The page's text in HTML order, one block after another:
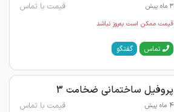
3 ماه پیش قیمت با تماس
قیمت ممکن است به‌روز نباشد
تماس گفتگو
پروفیل ساختمانی ضخامت 3
4 ماه پیش قیمت با تماس